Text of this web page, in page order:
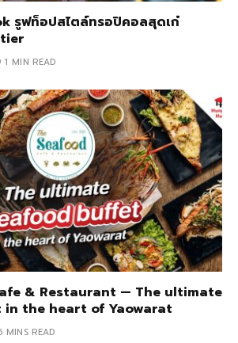
รูฟท็อปสไตล์ทรอปิคอลสุดเก๋
1 MIN READ
& Restaurant — The ultimate
the heart of Yaowarat
MINS READ